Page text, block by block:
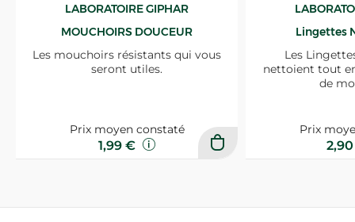
LABORATOIRE GIPHAR
MOUCHOIRS DOUCEUR
Les mouchoirs résistants qui vous
seront utiles.
Prix moyen constaté
1,99 €
Lingettes
Les
nettoient tout
de
Prix